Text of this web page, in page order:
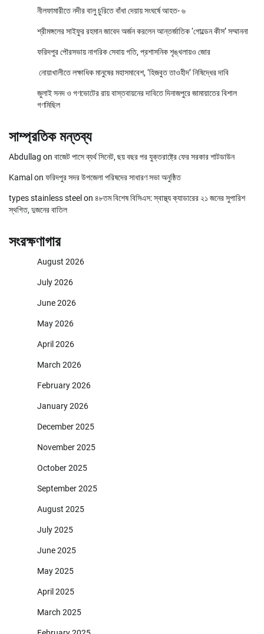
নীলফামারীতে নদীর বালু চুরিতে বাঁধা দেয়ায় সংঘর্ষে আহত- ৬
শ্রীমঙ্গলের সাইফুর রহমান জাবেদ অর্জন করলেন আন্তর্জাতিক ‘গোল্ডেন কীস’ সম্মাননা
ফরিদপুর পৌরসভায় নাগরিক সেবায় গতি, প্রশাসনিক শৃঙ্খলায়ও জোর
নোয়াখালীতে লক্ষাধিক মানুষের মহাসমাবেশ, ‘হিজবুত তাওহীদ’ নিষিদ্ধের দাবি
জুলাই সনদ ও গণভোটের রায় বাস্তবায়নের দাবিতে দিনাজপুরে জামায়াতের বিশাল
গণমিছিল
সাম্প্রতিক মন্তব্য
Abdullag on বাজেট পাসে ব্যর্থ সিনেট, ছয় বছর পর যুক্তরাষ্ট্রে ফের সরকার শাটডাউন
Kamal on ফরিদপুর সদর উপজেলা পরিষদের সাধারণ সভা অনুষ্ঠিত
types stainless steel on ৪৮তম বিশেষ বিসিএস: স্বাস্থ্য ক্যাডারের ২১ জনের সুপারিশ
স্থগিত, দুজনের বাতিল
সংরক্ষণাগার
August 2026
July 2026
June 2026
May 2026
April 2026
March 2026
February 2026
January 2026
December 2025
November 2025
October 2025
September 2025
August 2025
July 2025
June 2025
May 2025
April 2025
March 2025